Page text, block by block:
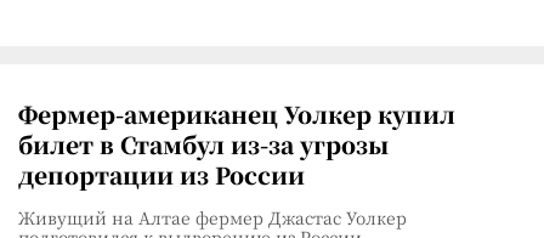
Фермер-американец Уолкер купил
билет в Стамбул из-за угрозы
депортации из России
Живущий на Алтае фермер Джастас Уолкер